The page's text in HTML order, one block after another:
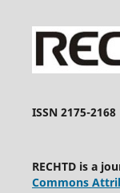
ISSN 2175-2168
RECHTD is a
Commons